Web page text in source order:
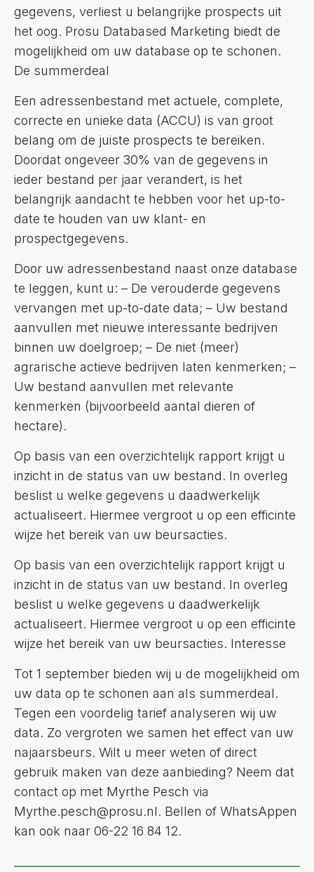
gegevens, verliest u belangrijke prospects uit
het oog. Prosu Databased Marketing biedt de
mogelijkheid om uw database op te schonen.
De summerdeal
Een adressenbestand met actuele, complete,
correcte en unieke data (ACCU) is van groot
belang om de juiste prospects te bereiken.
Doordat ongeveer 30% van de gegevens in
ieder bestand per jaar verandert, is het
belangrijk aandacht te hebben voor het up-to-
date te houden van uw klant- en
prospectgegevens.
Door uw adressenbestand naast onze database
te leggen, kunt u: – De verouderde gegevens
vervangen met up-to-date data; – Uw bestand
aanvullen met nieuwe interessante bedrijven
binnen uw doelgroep; – De niet (meer)
agrarische actieve bedrijven laten kenmerken; –
Uw bestand aanvullen met relevante
kenmerken (bijvoorbeeld aantal dieren of
hectare).
Op basis van een overzichtelijk rapport krijgt u
inzicht in de status van uw bestand. In overleg
beslist u welke gegevens u daadwerkelijk
actualiseert. Hiermee vergroot u op een efficinte
wijze het bereik van uw beursacties.
Op basis van een overzichtelijk rapport krijgt u
inzicht in de status van uw bestand. In overleg
beslist u welke gegevens u daadwerkelijk
actualiseert. Hiermee vergroot u op een efficinte
wijze het bereik van uw beursacties. Interesse
Tot 1 september bieden wij u de mogelijkheid om
uw data op te schonen aan als summerdeal.
Tegen een voordelig tarief analyseren wij uw
data. Zo vergroten we samen het effect van uw
najaarsbeurs. Wilt u meer weten of direct
gebruik maken van deze aanbieding? Neem dat
contact op met Myrthe Pesch via
Myrthe.pesch@prosu.nl. Bellen of WhatsAppen
kan ook naar 06-22 16 84 12.